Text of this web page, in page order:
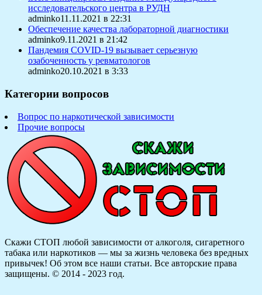
исследовательского центра в РУДН
adminko11.11.2021 в 22:31
Обеспечение качества лабораторной диагностики
adminko9.11.2021 в 21:42
Пандемия COVID-19 вызывает серьезную
озабоченность у ревматологов
adminko20.10.2021 в 3:33
Категории вопросов
Вопрос по наркотической зависимости
Прочие вопросы
Скажи СТОП любой зависимости от алкоголя, сигаретного
табака или наркотиков — мы за жизнь человека без вредных
привычек! Об этом все наши статьи. Все авторские права
защищены. © 2014 - 2023 год.